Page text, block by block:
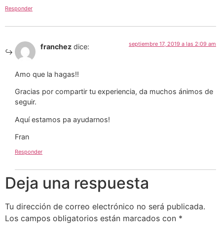
Responder
franchez dice: septiembre 17, 2019 a las 2:09 am
Amo que la hagas!!
Gracias por compartir tu experiencia, da muchos ánimos de
seguir.
Aquí estamos pa ayudarnos!
Fran
Responder
Deja una respuesta
Tu dirección de correo electrónico no será publicada.
Los campos obligatorios están marcados con *